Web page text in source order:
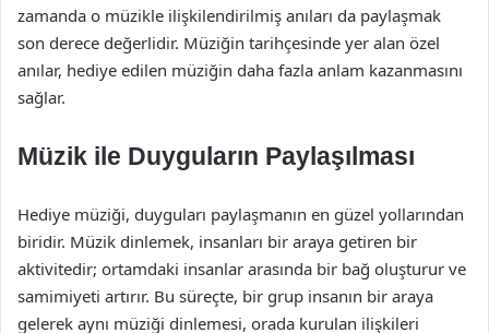
zamanda o müzikle ilişkilendirilmiş anıları da paylaşmak
son derece değerlidir. Müziğin tarihçesinde yer alan özel
anılar, hediye edilen müziğin daha fazla anlam kazanmasını
sağlar.
Müzik ile Duyguların Paylaşılması
Hediye müziği, duyguları paylaşmanın en güzel yollarından
biridir. Müzik dinlemek, insanları bir araya getiren bir
aktivitedir; ortamdaki insanlar arasında bir bağ oluşturur ve
samimiyeti artırır. Bu süreçte, bir grup insanın bir araya
gelerek aynı müziği dinlemesi, orada kurulan ilişkileri